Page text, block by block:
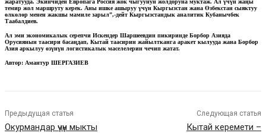
жаратууда. Экинчиден Европага Россия жок чыгуунун жолдоруна муктаж. Ал үчүн жаңы
темир жол маршруту керек. Аны ишке ашыруу үчүн Кыргызстан жана Өзбекстан сыяктуу
өлкөлөр менен жакшы мамиле зарыл”,-дейт Кыргызстандык аналитик Кубанычбек
Таабалдиев.
Ал эми экономикалык серепчи Искендер Шаршеевдин пикиринде Борбор Азияда
Орусиянын таасири басаңдап, Кытай таасирин жайылтканга аракет кылууда жана Борбор
Азия аркылуу өзүнүн логистикалык маселелерин чечип жатат.
Автор: Амантур ШЕРГАЗИЕВ
Предыдущая статья
Окурмандар үчүн мыкты
Следующая статья
Кытай керемети –